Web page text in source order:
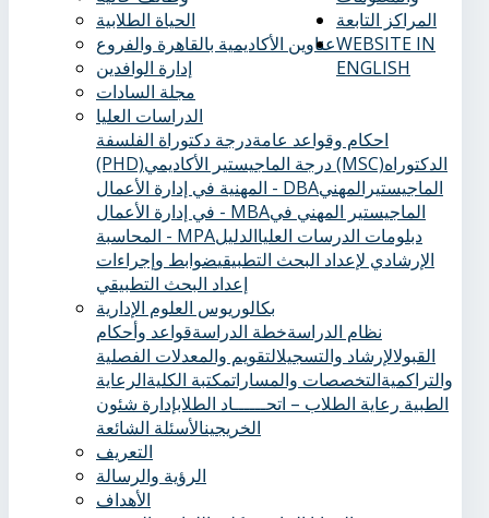
الحياة الطلابية
عناوين الأكاديمية بالقاهرة والفروع
إدارة الوافدين
مجلة السادات
الدراسات العليا
احكام وقواعد عامةدرجة دكتوراة الفلسفة
(PHD)
درجة الماجيستير الأكاديمي (MSC)الدكتوراه
المهنية في إدارة الأعمال - DBAالماجيستيرالمهني
في إدارة الأعمال - MBAالماجيستير المهني في
المحاسبة - MPA
دبلومات الدرسات العلياالدليل
الإرشادي لإعداد البحث التطبيقيضوابط وإجراءات
إعداد البحث التطبيقي
بكالوريوس العلوم الإدارية
نظام الدراسةخطة الدراسةقواعد وأحكام
القبولالإرشاد والتسجيلالتقويم والمعدلات الفصلية
والتراكميةالتخصصات والمساراتمكتبة الكليةالرعاية
الطبية ‏ رعاية الطلاب – اتحــــــاد الطلابإدارة شئون
الخريجينالأسئلة الشائعة
التعريف
الرؤية والرسالة
الأهداف
المراكز التابعة
WEBSITE IN
ENGLISH